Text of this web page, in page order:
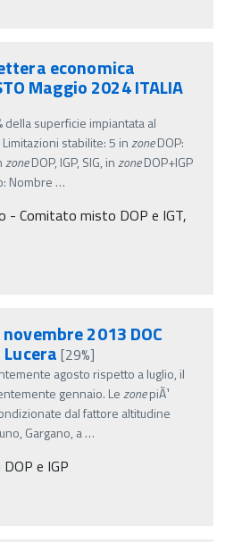
economica
Maggio 2024 ITALIA
della superficie impiantata al
stabilite: 5 inzoneDOP:
zoneDOP, IGP, SIG, inzoneDOP+IGP
Nombre …
- Comitato misto DOP e IGT,
2013 DOC
[29%]
agosto rispetto a luglio, il
gennaio. LezonepiÃ¹
dal fattore altitudine
Gargano, a…
DOP e IGP